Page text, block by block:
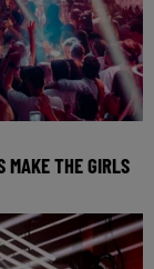
MAKE THE GIRLS